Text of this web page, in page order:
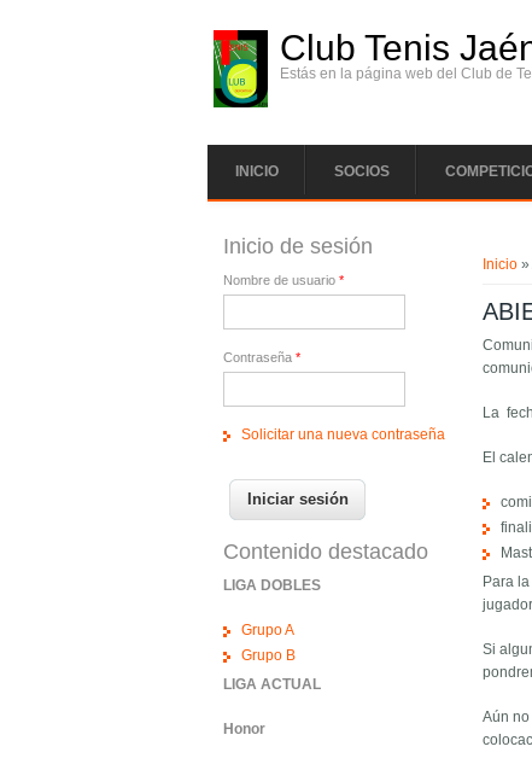
Club Tenis
Estás en la página web del Club de
INICIO SOCIOS
Inicio »
La
El
Para
Si
Aún
Inicio de sesión
Nombre de usuario*
Contraseña*
Solicitar una nueva contraseña
Contenido destacado
LIGA DOBLES
Grupo A
Grupo B
LIGA ACTUAL
Honor